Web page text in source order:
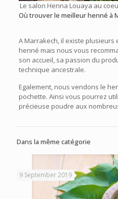
Le salon Henna Louaya au
Où trouver le meilleur henné à
A Marrakech, il existe
henné mais nous vous
son accueil, sa passion du
technique ancestrale.
Egalement, nous vendons le
pochette. Ainsi vous pourrez
précieuse poudre aux
Dans la même catégorie
9 September 2019